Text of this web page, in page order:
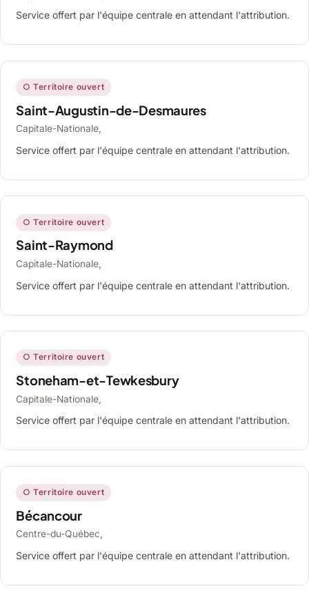
Service offert par l'équipe centrale en attendant l'attribution.
○ Territoire ouvert
Saint-Augustin-de-Desmaures
Capitale-Nationale,
Service offert par l'équipe centrale en attendant l'attribution.
○ Territoire ouvert
Saint-Raymond
Capitale-Nationale,
Service offert par l'équipe centrale en attendant l'attribution.
○ Territoire ouvert
Stoneham-et-Tewkesbury
Capitale-Nationale,
Service offert par l'équipe centrale en attendant l'attribution.
○ Territoire ouvert
Bécancour
Centre-du-Québec,
Service offert par l'équipe centrale en attendant l'attribution.